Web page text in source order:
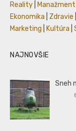
Reality
Manažment
Ekonomika
Zdravie
Marketing
Kultúra
NAJNOVŠIE
Sneh